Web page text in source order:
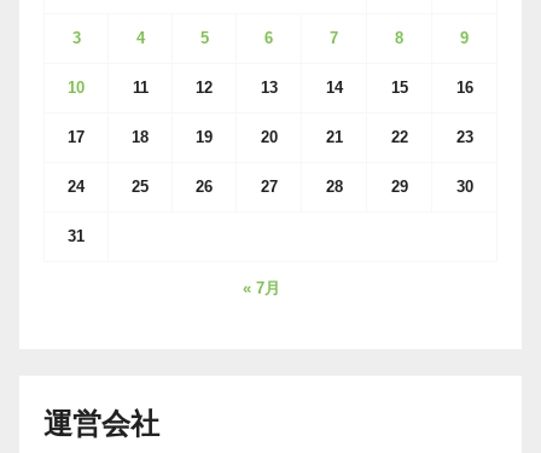
3 4 5 6 7 8 9
10 11 12 13 14 15 16
17 18 19 20 21 22 23
24 25 26 27 28 29 30
31
« 7月
運営会社